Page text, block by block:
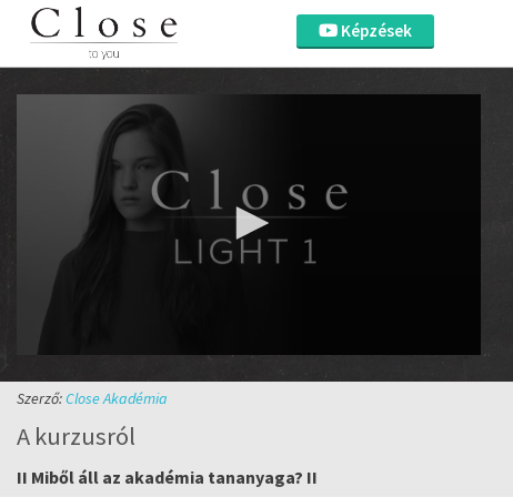
Képzések
seconds
of
secondsVolume
90%
Szerző:Close Akadémia
A kurzusról
II Miből áll az akadémia tananyaga? II